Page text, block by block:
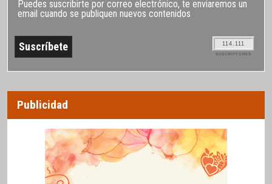
Puedes suscribirte por correo electrónico, te enviaremos un
email cuando se publiquen nuevos contenidos
114.111
SUSCRIPTORES
Publicidad